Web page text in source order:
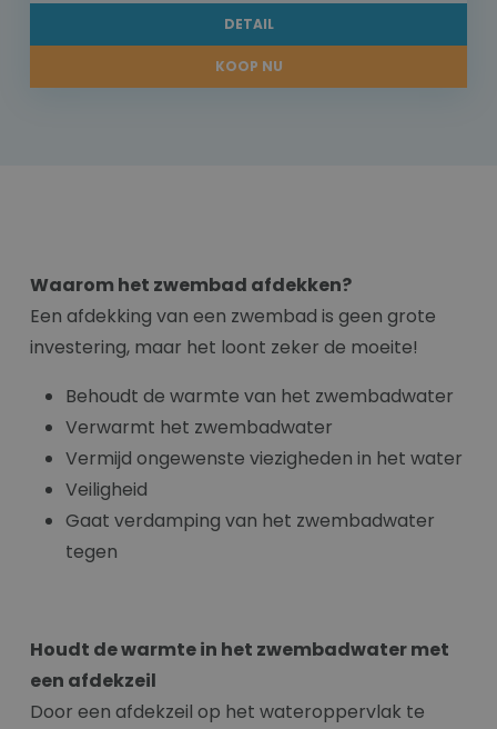
DETAIL
KOOP NU
Waarom het zwembad afdekken?
Een afdekking van een zwembad is geen grote
investering, maar het loont zeker de moeite!
Behoudt de warmte van het zwembadwater
Verwarmt het zwembadwater
Vermijd ongewenste viezigheden in het water
Veiligheid
Gaat verdamping van het zwembadwater
tegen
Houdt de warmte in het zwembadwater met
een afdekzeil
Door een afdekzeil op het wateroppervlak te